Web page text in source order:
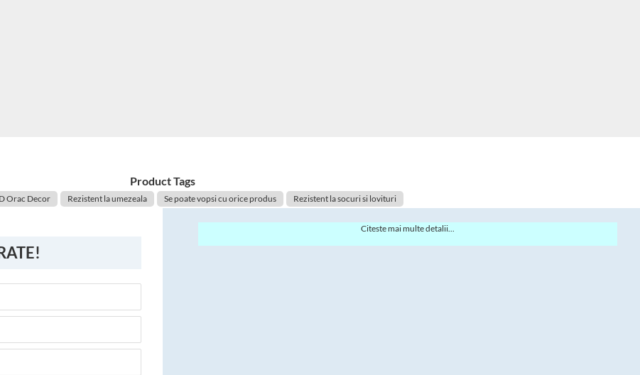
Product Tags
Orac Decor Rezistent la umezeala Se poate vopsi cu orice produs Rezistent la socuri si lovituri
Citeste mai multe detalii...